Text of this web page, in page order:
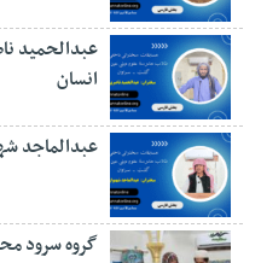
عبدالحمید
انسان
عبدالماجد
گروه سرود